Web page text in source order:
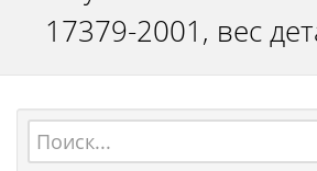
17379-2001, вес